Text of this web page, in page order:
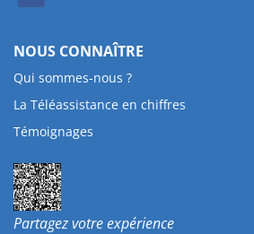
NOUS CONNAÎTRE
Qui sommes-nous ?
La Téléassistance en chiffres
Témoignages
Partagez votre expérience